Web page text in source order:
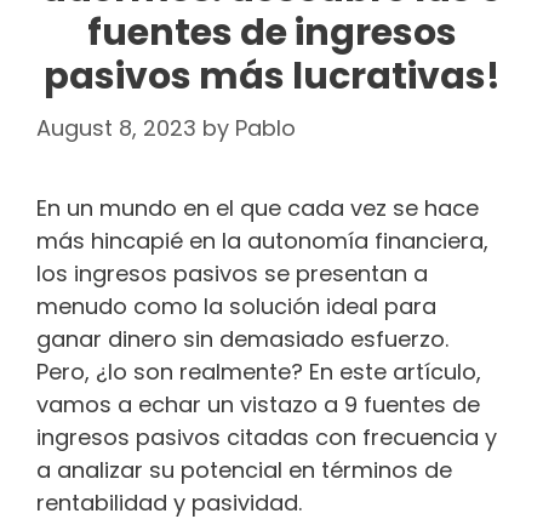
fuentes de ingresos
pasivos más lucrativas!
August 8, 2023 by Pablo
En un mundo en el que cada vez se hace
más hincapié en la autonomía financiera,
los ingresos pasivos se presentan a
menudo como la solución ideal para
ganar dinero sin demasiado esfuerzo.
Pero, ¿lo son realmente? En este artículo,
vamos a echar un vistazo a 9 fuentes de
ingresos pasivos citadas con frecuencia y
a analizar su potencial en términos de
rentabilidad y pasividad.